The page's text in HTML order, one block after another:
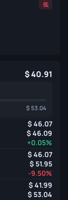
低
40.91
53.04
46.07
46.09
+0.05%
46.07
51.95
-9.50%
41.99
53.04